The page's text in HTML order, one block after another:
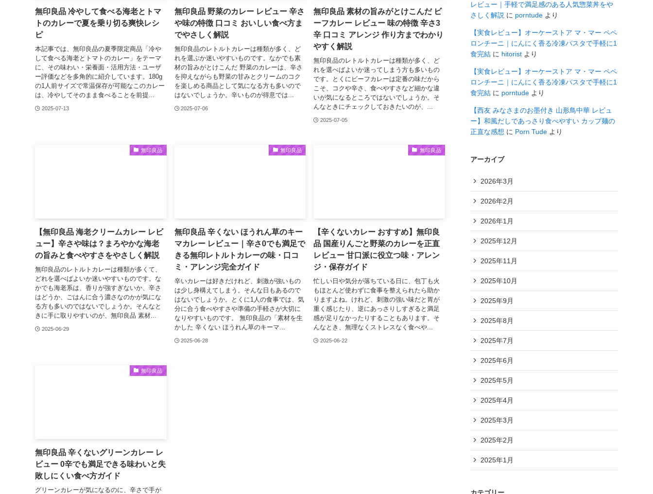
無印良品 冷やして食べる海老とトマ
トのカレーで夏を乗り切る爽快レシ
ピ
本記事では、無印良品の夏季限定商品「冷や
して食べる海老とトマトのカレー」をテーマ
に、その味わい・栄養面・活用方法・ユーザ
ー評価などを多角的に紹介しています。180g
の1人前サイズで常温保存が可能なこのカレー
は、冷やしてそのまま食べることを前提...
2025-07-13
無印良品 野菜のカレー レビュー 辛さ
や味の特徴 口コミ おいしい食べ方ま
でやさしく解説
無印良品のレトルトカレーは種類が多く、ど
れを選ぶか迷いやすいものです。なかでも素
材の旨みがとけこんだ 野菜のカレーは、辛さ
を抑えながらも野菜の甘みとクリームのコク
を楽しめる商品として気になる方も多いので
はないでしょうか。辛いものが得意では...
2025-07-06
無印良品 素材の旨みがとけこんだ ビ
ーフカレー レビュー 味の特徴 辛さ3
辛 口コミ アレンジ 作り方までわかり
やすく解説
無印良品のレトルトカレーは種類が多く、ど
れを選べばよいか迷ってしまう方も多いもの
です。とくにビーフカレーは定番の味だから
こそ、コクや辛さ、食べやすさなど細かな違
いが気になるところではないでしょうか。そ
んなときにチェックしておきたいのが、...
2025-07-05
無印良品
【無印良品 海老クリームカレー レビ
ュー】辛さや味は？まろやかな海老
の旨みと食べやすさをやさしく解説
無印良品のレトルトカレーは種類が多くて、
どれを選べばよいか迷いやすいものです。な
かでも海老系は、香りが強すぎないか、辛さ
はどうか、ごはんに合う濃さなのかが気にな
る方も多いのではないでしょうか。そんなと
きに手に取りやすいのが、無印良品 素材...
2025-06-29
無印良品
無印良品 辛くない ほうれん草のキー
マカレー レビュー｜辛さ0でも満足で
きる無印レトルトカレーの味・口コ
ミ・アレンジ完全ガイド
辛いカレーは好きだけれど、刺激が強いもの
は少し身構えてしまう。そんな日もあるので
はないでしょうか。とくに1人の食事では、気
分に合う食べやすさや準備の手軽さが大切に
なりやすいものです。 無印良品の「素材を生
かした 辛くない ほうれん草のキーマ...
2025-06-28
無印良品
【辛くないカレー おすすめ】無印良
品 国産りんごと野菜のカレーを正直
レビュー 甘口派に役立つ味・アレン
ジ・保存ガイド
忙しい日や気分が落ちている日に、包丁も火
もほとんど使わずに食事を整えられたら助か
りますよね。けれど、刺激の強い味だと胃が
重く感じたり、逆にあっさりしすぎると満足
感が足りなかったりすることもあります。そ
んなとき、無理なくストレスなく食べや...
2025-06-22
無印良品
無印良品 辛くないグリーンカレー レ
ビュー 0辛でも満足できる味わいと失
敗しにくい食べ方ガイド
グリーンカレーが気になるのに、辛さで手が
レビュー｜手軽で満足感のある人気惣菜丼をや
さしく解説 に porntude より
【実食レビュー】オーケーストア マ・マー ペペ
ロンチーニ｜にんにく香る冷凍パスタで手軽に1
食完結 に hitorist より
【実食レビュー】オーケーストア マ・マー ペペ
ロンチーニ｜にんにく香る冷凍パスタで手軽に1
食完結 に porntude より
【西友 みなさまのお墨付き 山形鳥中華 レビュ
ー】和風だしであっさり食べやすい カップ麺の
正直な感想 に Porn Tude より
アーカイブ
2026年3月
2026年2月
2026年1月
2025年12月
2025年11月
2025年10月
2025年9月
2025年8月
2025年7月
2025年6月
2025年5月
2025年4月
2025年3月
2025年2月
2025年1月